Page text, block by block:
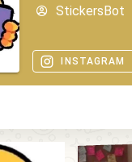
StickersBot
INSTAGRAM